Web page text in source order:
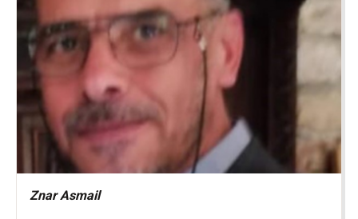
Znar Asmail